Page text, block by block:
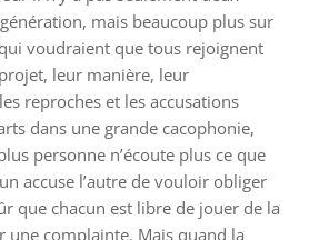
mais beaucoup plus sur
voudraient que tous rejoignent
leur manière, leur
reproches et les accusations
dans une grande cacophonie,
personne n’écoute plus ce que
accuse l’autre de vouloir obliger
que chacun est libre de jouer de la
une complainte. Mais quand la